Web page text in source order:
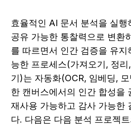
효율적인 AI 문서 분석을 실행
공유 가능한 통찰력으로 변환
를 따르면서 인간 검증을 유
능한 프로세스(가져오기, 정
기)는 자동화(OCR, 임베딩,
한 캔버스에서의 인간 합성을
재사용 가능하고 감사 가능한
다. 다음은 다음 분석 프로젝